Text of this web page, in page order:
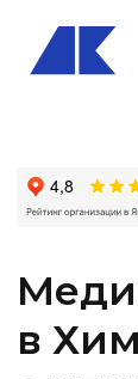
с
Медицинский
претензии к